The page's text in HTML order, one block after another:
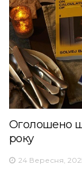
Оголошено
року
24 Вересня,